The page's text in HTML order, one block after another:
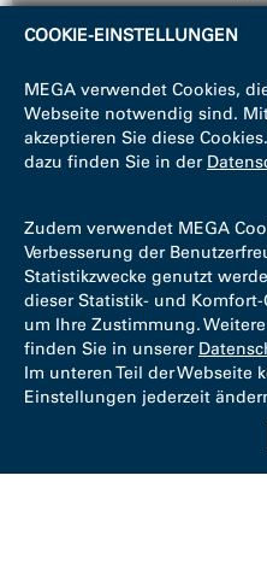
COOKIE-EINSTELLUNGEN
MEGA verwendet Cookies,
Webseite notwendig sind.
akzeptieren Sie diese
dazu finden Sie in der
Zudem verwendet MEGA
Verbesserung der
Statistikzwecke genutzt
dieser Statistik- und
um Ihre Zustimmung.
finden Sie in unserer
Im unteren Teil der Webseite
Einstellungen jederzeit